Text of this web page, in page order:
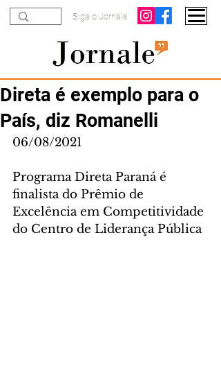
Siga o Jornale
Direta é exemplo para o
País, diz Romanelli
06/08/2021
Programa Direta Paraná é
finalista do Prêmio de
Excelência em Competitividade
do Centro de Liderança Pública